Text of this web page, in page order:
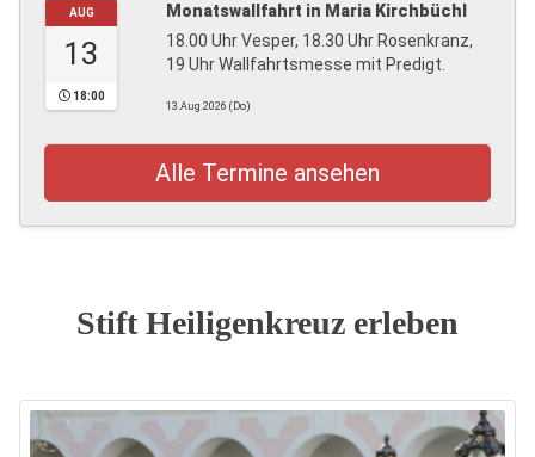
AUG
13
18:00
Monatswallfahrt in Maria Kirchbüchl
18.00 Uhr Vesper, 18.30 Uhr Rosenkranz,
19 Uhr Wallfahrtsmesse mit Predigt.
13.Aug.2026 (Do)
Alle Termine ansehen
Stift Heiligenkreuz erleben